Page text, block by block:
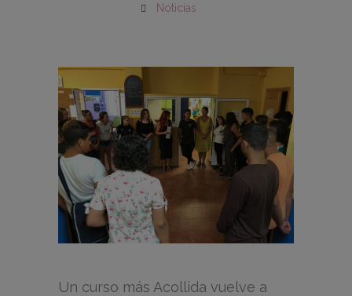
Noticias
Un curso más Acollida vuelve a